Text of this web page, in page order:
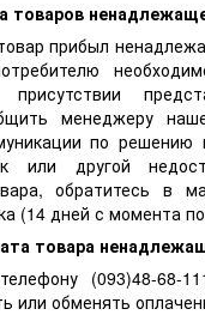
товаров
прибыл
менеджеру
по решению
или другой
обратитесь в
(14 дней с момента
товара
(093)48-68-
или обменять